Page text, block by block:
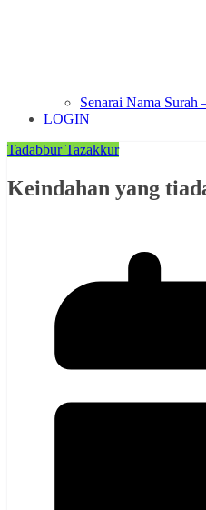
Senarai Nama Surah
LOGIN
Tadabbur Tazakkur
Keindahan yang